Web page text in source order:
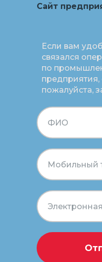
Если вам
связался
по
предприятия,
пожалуйста,
Сайт